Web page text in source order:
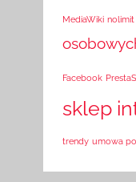
MediaWiki nolimit
Facebook
sklep
trendy umowa